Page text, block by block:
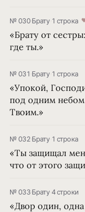
№ 030·Брату·1 строка
«Брату от
где ты.»
№ 031·Брату·1 строка
«Упокой,
под одним
Твоим.»
№ 032·Брату·1 строка
«Ты защищал
что от этого
№ 033·Брату·4 строки
«Двор один,